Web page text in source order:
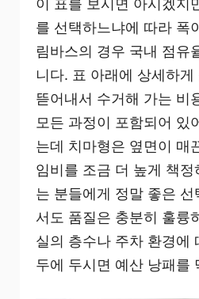
를 선택하느냐에 따라 폭
림바스의 경우 국내 점유
니다. 표 아래에 상세하
뜯어내서 수거해 가는 비
모든 과정이 포함되어 있
는데 치마형은 옆면이 매
임비를 조금 더 높게 책
는 분들에게 정말 좋은
서도 품질은 충분히 훌륭
실의 층수나 주차 환경에
두에 두시면 예산 낭패를